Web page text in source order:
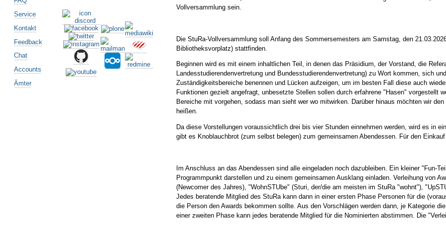
Vollversammlung sein.
Die StuRa-Vollversammlung soll Anfang des Sommersemesters am Samstag, den
Bibliotheksvorplatz) stattfinden.
Beginnen wird es mit einem inhaltlichen Teil, in denen das Präsidium, der Vorstand, die
Landesstudierendenvertretung und Bundesstudierendenvertretung) zu Wort kommen, sich
Zuständigkeitsbereiche benennen und Lücken aufzeigen, um im besten Fall diese auch
Funktionen gezielt angefragt, unbesetzte Stellen sollen durch erfahrene "Hasen" vorgestellt
Bereiche mit vorgehen, sodass man sieht wer wo mitwirken. Darüber hinaus möchten wir
heißen.
Da diese Vorstellungen voraussichtlich drei bis vier Stunden einnehmen werden, wird es in
gibt es Knoblauchbrot (zum selbst belegen) zum gemeinsamen Abendessen. Für den
Im Anschluss an das Abendessen sind alle eingeladen noch dazubleiben. Ein kleiner "Fun-
Programmpunkt darstellen und zu einem gemeinsamen Ausklang einladen. Verleihung von
(Newcomer des Jahres), "WohnSTUbe" (Sturi, der/die am meisten im StuRa "wohnt"),
Jedes beratende Mitglied des StuRa kann dann in einer ersten Phase Personen für die
die Person den Awards bekommen sollte. Aus den Vorschlägen werden dann, je Kategorie
einer zweiten Phase kann jedes beratende Mitglied für die Nominierten abstimmen. Die
Service
Kontakt
Feedback
Chat
Accounts
Ämter